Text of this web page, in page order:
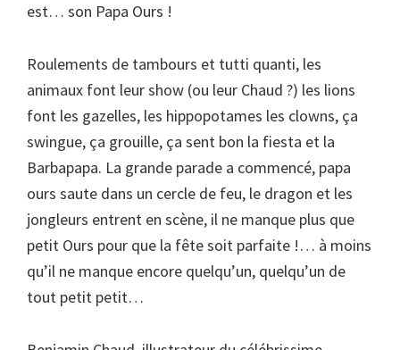
est… son Papa Ours !
Roulements de tambours et tutti quanti, les
animaux font leur show (ou leur Chaud ?) les lions
font les gazelles, les hippopotames les clowns, ça
swingue, ça grouille, ça sent bon la fiesta et la
Barbapapa. La grande parade a commencé, papa
ours saute dans un cercle de feu, le dragon et les
jongleurs entrent en scène, il ne manque plus que
petit Ours pour que la fête soit parfaite !… à moins
qu’il ne manque encore quelqu’un, quelqu’un de
tout petit petit…